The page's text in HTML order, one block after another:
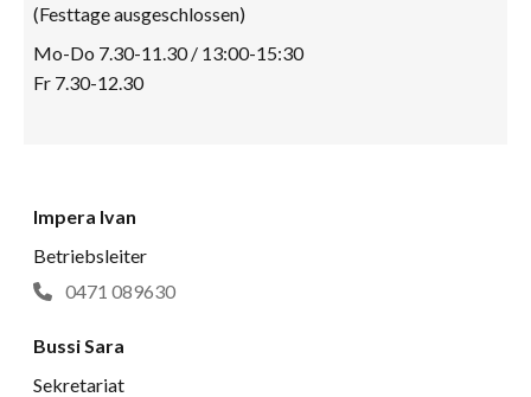
(Festtage ausgeschlossen)
Mo-Do 7.30-11.30 / 13:00-15:30
Fr 7.30-12.30
Impera Ivan
Betriebsleiter
0471 089630
Bussi Sara
Sekretariat